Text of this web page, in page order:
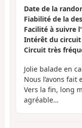
Date de la
Fiabilité de la
Facilité à suivre
Intérêt du
Circuit très
Jolie balade en
Nous l’avons
Vers la fin, long
agréable…